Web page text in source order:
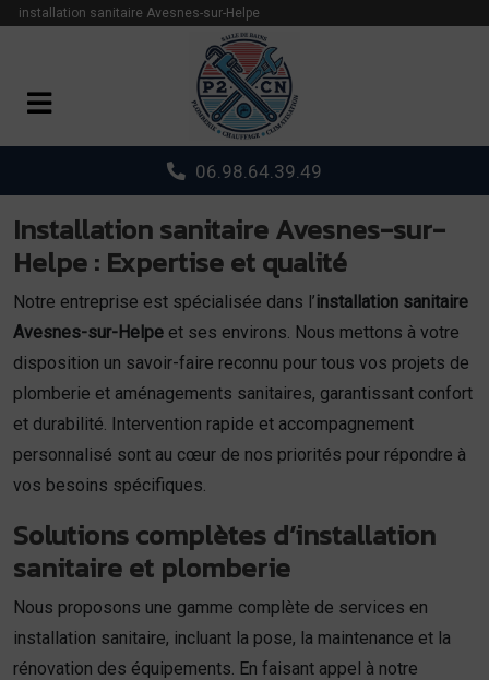
installation sanitaire Avesnes-sur-Helpe
06.98.64.39.49
Installation sanitaire Avesnes-sur-
Helpe : Expertise et qualité
Notre entreprise est spécialisée dans l’installation sanitaire
Avesnes-sur-Helpe et ses environs. Nous mettons à votre
disposition un savoir-faire reconnu pour tous vos projets de
plomberie et aménagements sanitaires, garantissant confort
et durabilité. Intervention rapide et accompagnement
personnalisé sont au cœur de nos priorités pour répondre à
vos besoins spécifiques.
Solutions complètes d’installation
sanitaire et plomberie
Nous proposons une gamme complète de services en
installation sanitaire, incluant la pose, la maintenance et la
rénovation des équipements. En faisant appel à notre
Panneau de gestion des cookies